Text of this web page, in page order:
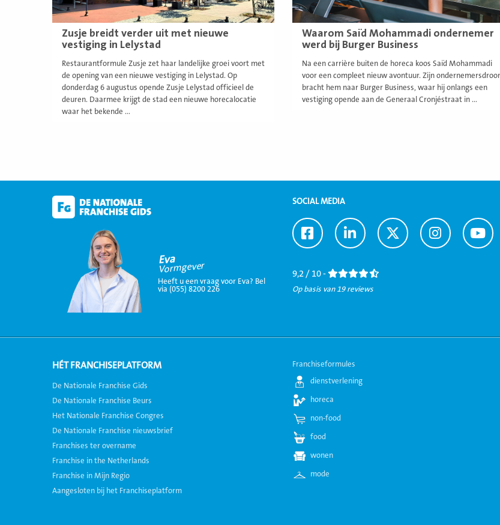
Zusje breidt verder uit met nieuwe
vestiging in Lelystad
Restaurantformule Zusje zet haar landelijke groei voort met
de opening van een nieuwe vestiging in Lelystad. Op
donderdag 6 augustus opende Zusje Lelystad officieel de
deuren. Daarmee krijgt de stad een nieuwe horecalocatie
waar het bekende ...
Waarom Saïd Mohammadi ondernemer
werd bij Burger Business
Na een carrière buiten de horeca koos Saïd Mohammadi
voor een compleet nieuw avontuur. Zijn
bracht hem naar Burger Business, waar hij onlangs een
vestiging opende aan de Generaal Cronjéstraat in ...
Eva
Vormgever
Heeft u een vraag voor Eva? Bel
via (055) 8200 226
SOCIAL MEDIA
Ga
naar
Ga
naar
Ga
naar
Ga
naar
Ga
naar
9,2 / 10 -
Op basis van 19 reviews
HÉT FRANCHISEPLATFORM
De Nationale Franchise Gids
De Nationale Franchise Beurs
Het Nationale Franchise Congres
De Nationale Franchise nieuwsbrief
Franchises ter overname
Franchise in the Netherlands
Franchise in Mijn Regio
Aangesloten bij het Franchiseplatform
Franchiseformules
dienstverlening
horeca
non-food
food
wonen
mode